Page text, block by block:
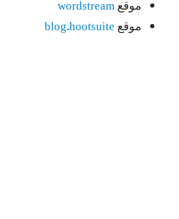
موقع wordstream
موقع blog.hootsuite